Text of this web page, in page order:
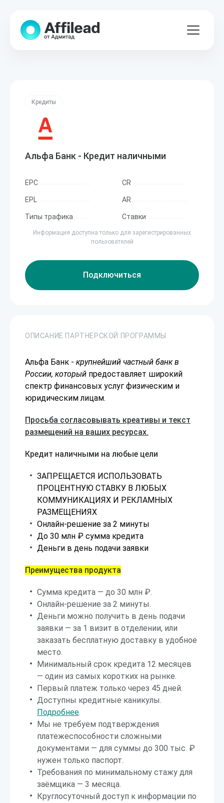
Кредиты
Альфа Банк - Кредит наличными
EPC CR
EPL AR
Типы трафика Ставки
Информация доступна только для зарегистрированных
пользователей
Подключиться
ОПИСАНИЕ ПАРТНЕРСКОЙ ПРОГРАММЫ
Альфа Банк - крупнейший частный банк в
России, который предоставляет широкий
спектр финансовых услуг физическим и
юридическим лицам.
Просьба согласовывать креативы и текст
размещений на ваших ресурсах.
Кредит наличными на любые цели
ЗАПРЕЩАЕТСЯ ИСПОЛЬЗОВАТЬ
ПРОЦЕНТНУЮ СТАВКУ В ЛЮБЫХ
КОММУНИКАЦИЯХ И РЕКЛАМНЫХ
РАЗМЕЩЕНИЯХ
Онлайн-решение за 2 минуты
До 30 млн ₽ сумма кредита
Деньги в день подачи заявки
Преимущества продукта
Сумма кредита — до 30 млн ₽.
Онлайн-решение за 2 минуты.
Деньги можно получить в день подачи
заявки — за 1 визит в отделении, или
заказать бесплатную доставку в удобное
место.
Минимальный срок кредита 12 месяцев
— один из самых коротких на рынке.
Первый платеж только через 45 дней.
Доступны кредитные каникулы.
Подробнее.
Мы не требуем подтверждения
платежеспособности сложными
документами — для суммы до 300 тыс. ₽
нужен только паспорт.
Требования по минимальному стажу для
заёмщика — 3 месяца.
Круглосуточный доступ к информации по